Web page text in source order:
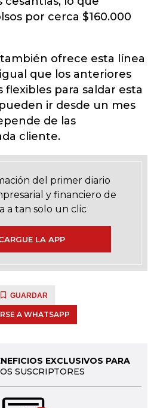
por cerca $160.000
también ofrece esta línea
que los anteriores
para saldar esta
ir desde un mes
de las
cliente.
del primer diario
y financiero de
a tan solo un clic
LA APP
GUARDAR
A WHATSAPP
EXCLUSIVOS PARA
SUSCRIPTORES